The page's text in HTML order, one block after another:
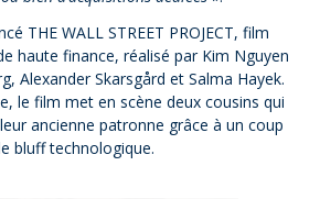
THE WALL STREET PROJECT, film
haute finance, réalisé par Kim Nguyen
Alexander Skarsgård et Salma Hayek.
le film met en scène deux cousins qui
ancienne patronne grâce à un coup
bluff technologique.